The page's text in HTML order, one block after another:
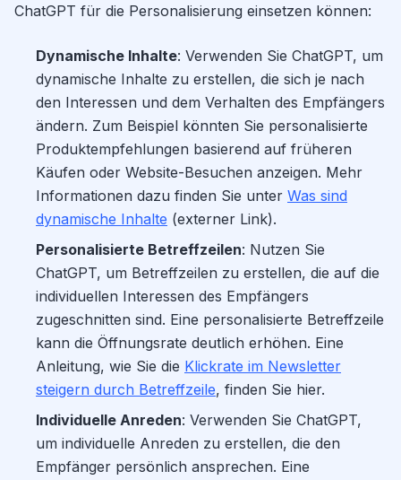
ChatGPT für die Personalisierung einsetzen können:
Dynamische Inhalte: Verwenden Sie ChatGPT, um
dynamische Inhalte zu erstellen, die sich je nach
den Interessen und dem Verhalten des Empfängers
ändern. Zum Beispiel könnten Sie personalisierte
Produktempfehlungen basierend auf früheren
Käufen oder Website-Besuchen anzeigen. Mehr
Informationen dazu finden Sie unter Was sind
dynamische Inhalte (externer Link).
Personalisierte Betreffzeilen: Nutzen Sie
ChatGPT, um Betreffzeilen zu erstellen, die auf die
individuellen Interessen des Empfängers
zugeschnitten sind. Eine personalisierte Betreffzeile
kann die Öffnungsrate deutlich erhöhen. Eine
Anleitung, wie Sie die Klickrate im Newsletter
steigern durch Betreffzeile, finden Sie hier.
Individuelle Anreden: Verwenden Sie ChatGPT,
um individuelle Anreden zu erstellen, die den
Empfänger persönlich ansprechen. Eine